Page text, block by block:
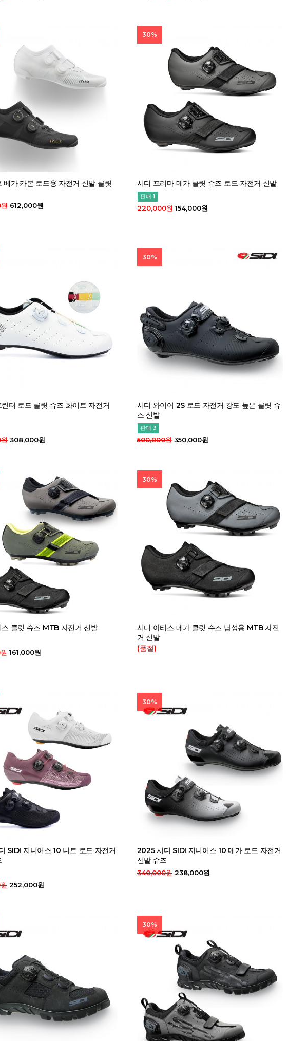
베가 카본 로드용 자전거 신발 클릿
612,000원
시디 프리마 메가 클릿 슈즈 로드 자전거 신발
판매 1
30%
220,000원154,000원
터 로드 클릿 슈즈 화이트 자전거
308,000원
시디 와이어 2S 로드 자전거 강도 높은 클릿 슈
즈 신발
판매 3
30%
500,000원350,000원
스 클릿 슈즈 MTB 자전거 신발
161,000원
시디 아티스 메가 클릿 슈즈 남성용 MTB 자전
거 신발
30%
(품절)
SIDI 지니어스 10 니트 로드 자전거
252,000원
2025 시디 SIDI 지니어스 10 메가 로드 자전거
신발 슈즈
30%
340,000원238,000원
30%